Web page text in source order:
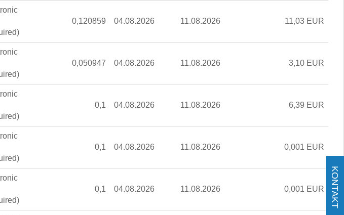
0,120859 04.08.2026 11.08.2026 11,03 EUR
0,050947 04.08.2026 11.08.2026 3,10 EUR
0,1 04.08.2026 11.08.2026 6,39 EUR
0,1 04.08.2026 11.08.2026 0,001 EUR
0,1 04.08.2026 11.08.2026 0,001 EUR KONTAKT